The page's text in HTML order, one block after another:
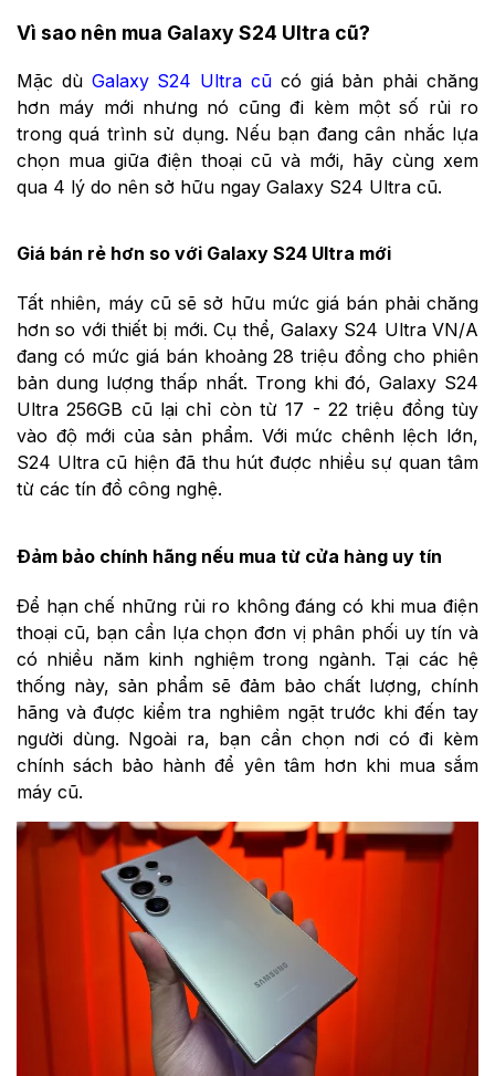
Vì sao nên mua Galaxy S24 Ultra cũ?
Mặc dù Galaxy S24 Ultra cũ có giá bản phải chăng
hơn máy mới nhưng nó cũng đi kèm một số rủi ro
trong quá trình sử dụng. Nếu bạn đang cân nhắc lựa
chọn mua giữa điện thoại cũ và mới, hãy cùng xem
qua 4 lý do nên sở hữu ngay Galaxy S24 Ultra cũ.
Giá bán rẻ hơn so với Galaxy S24 Ultra mới
Tất nhiên, máy cũ sẽ sở hữu mức giá bán phải chăng
hơn so với thiết bị mới. Cụ thể, Galaxy S24 Ultra VN/A
đang có mức giá bán khoảng 28 triệu đồng cho phiên
bản dung lượng thấp nhất. Trong khi đó, Galaxy S24
Ultra 256GB cũ lại chỉ còn từ 17 - 22 triệu đồng tùy
vào độ mới của sản phẩm. Với mức chênh lệch lớn,
S24 Ultra cũ hiện đã thu hút được nhiều sự quan tâm
từ các tín đồ công nghệ.
Đảm bảo chính hãng nếu mua từ cửa hàng uy tín
Để hạn chế những rủi ro không đáng có khi mua điện
thoại cũ, bạn cần lựa chọn đơn vị phân phối uy tín và
có nhiều năm kinh nghiệm trong ngành. Tại các hệ
thống này, sản phẩm sẽ đảm bảo chất lượng, chính
hãng và được kiểm tra nghiêm ngặt trước khi đến tay
người dùng. Ngoài ra, bạn cần chọn nơi có đi kèm
chính sách bảo hành để yên tâm hơn khi mua sắm
máy cũ.